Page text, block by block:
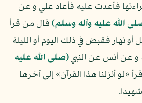
فأعدت عليه فأعاد علي و عن
الله عليه وآله وسلم)قال من قرأ
نهار فقبض في ذلك اليوم أو الليلة
و عن أنس عن النبي(صلى الله عليه
«لو أنزلنا هذا القرآن» إلى آخرها